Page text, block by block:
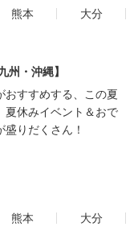
熊本
大分
州・沖縄】
おすすめする、この夏
夏休みイベント＆おで
りだくさん！
熊本
大分